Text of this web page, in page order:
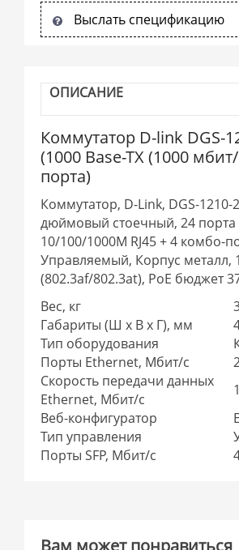
Выслать спецификацию
ОПИСАНИЕ
Коммутатор D-link DGS-
(1000 Base-TX (1000 мбит/
порта)
Коммутатор, D-Link, DGS-1210-
дюймовый стоечный, 24 порта
10/100/1000M RJ45 + 4 комбо-
Управляемый, Корпус металл,
(802.3af/802.3at), PoE бюджет
Вес, кг
Габариты (Ш x В x Г), мм
Тип оборудования
Порты Ethernet, Мбит/с
Скорость передачи данных
Ethernet, Мбит/с
Веб-конфигуратор
Тип управления
Порты SFP, Мбит/с
Вам может понравиться